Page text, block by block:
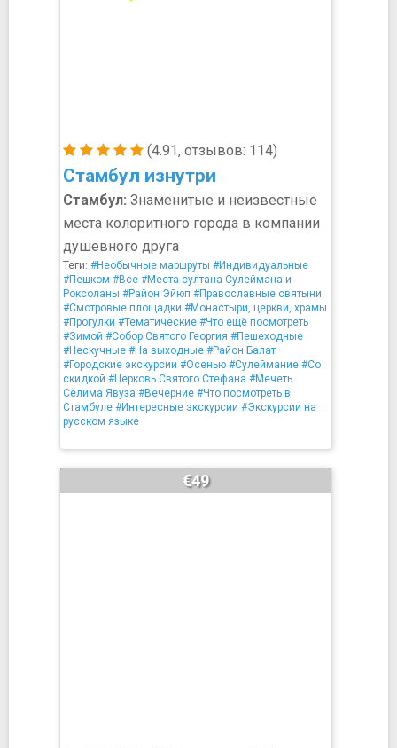
(4.91, отзывов: 114)
Стамбул изнутри
Стамбул: Знаменитые и неизвестные
места колоритного города в компании
душевного друга
Теги: #Необычные маршруты #Индивидуальные
#Пешком #Все #Места султана Сулеймана и
Роксоланы #Район Эйюп #Православные святыни
#Смотровые площадки #Монастыри, церкви, храмы
#Прогулки #Тематические #Что ещё посмотреть
#Зимой #Собор Святого Георгия #Пешеходные
#Нескучные #На выходные #Район Балат
#Городские экскурсии #Осенью #Сулеймание #Со
скидкой #Церковь Святого Стефана #Мечеть
Селима Явуза #Вечерние #Что посмотреть в
Стамбуле #Интересные экскурсии #Экскурсии на
русском языке
€49